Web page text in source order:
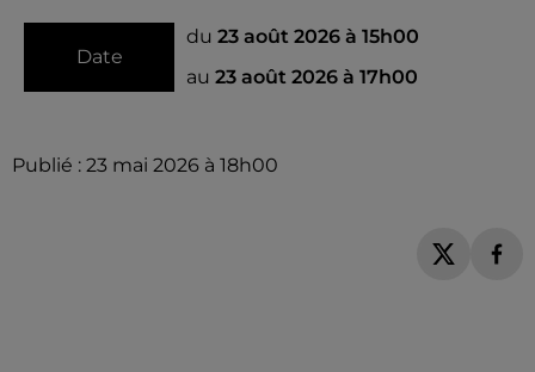
Date
du 23 août 2026 à 15h00
au 23 août 2026 à 17h00
Publié : 23 mai 2026 à 18h00